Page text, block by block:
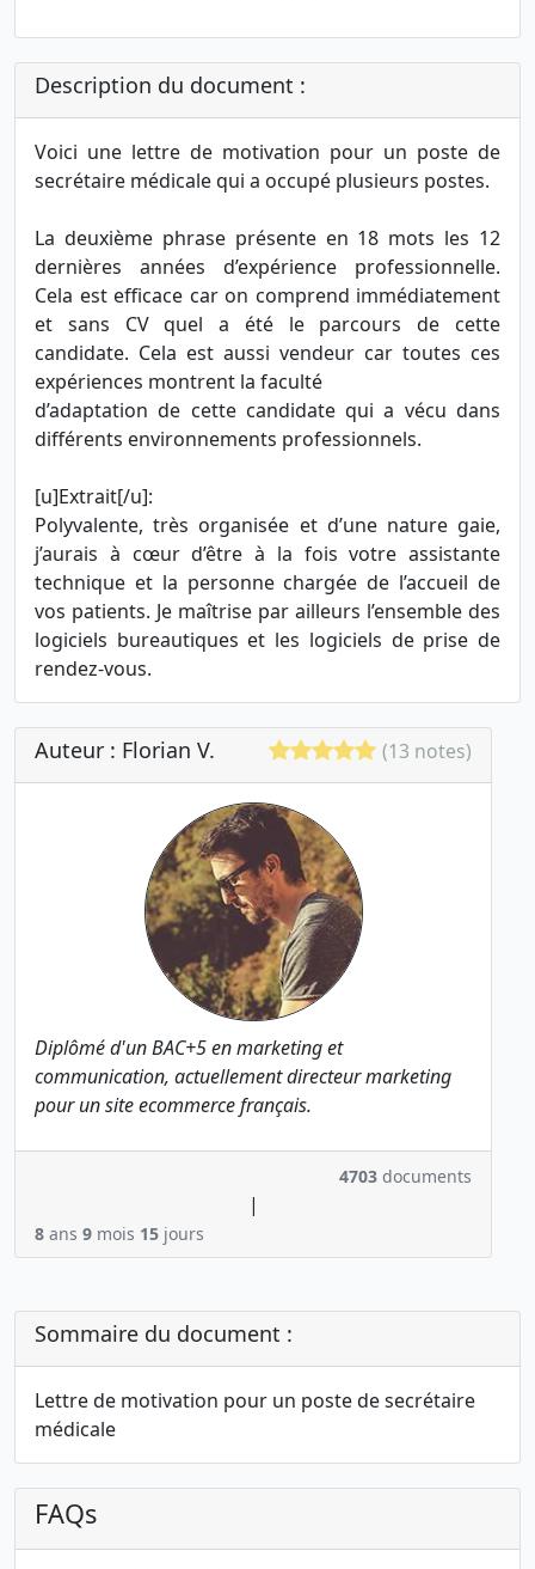
Description du document :
Voici une lettre de motivation pour un poste de
secrétaire médicale qui a occupé plusieurs postes.
La deuxième phrase présente en 18 mots les 12
dernières années d’expérience professionnelle.
Cela est efficace car on comprend immédiatement
et sans CV quel a été le parcours de cette
candidate. Cela est aussi vendeur car toutes ces
expériences montrent la faculté
d’adaptation de cette candidate qui a vécu dans
différents environnements professionnels.
[u]Extrait[/u]:
Polyvalente, très organisée et d’une nature gaie,
j’aurais à cœur d’être à la fois votre assistante
technique et la personne chargée de l’accueil de
vos patients. Je maîtrise par ailleurs l’ensemble des
logiciels bureautiques et les logiciels de prise de
rendez-vous.
Auteur : Florian V. (13 notes)
Diplômé d'un BAC+5 en marketing et
communication, actuellement directeur marketing
pour un site ecommerce français.
4703 documents
|
8 ans 9 mois 15 jours
Sommaire du document :
Lettre de motivation pour un poste de secrétaire
médicale
FAQs